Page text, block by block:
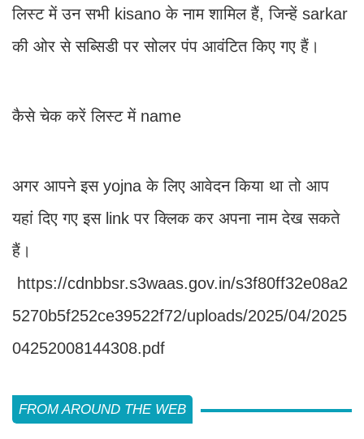
लिस्ट में उन सभी kisano के नाम शामिल हैं, जिन्हें sarkar
की ओर से सब्सिडी पर सोलर पंप आवंटित किए गए हैं।
कैसे चेक करें लिस्ट में name
अगर आपने इस yojna के लिए आवेदन किया था तो आप
यहां दिए गए इस link पर क्लिक कर अपना नाम देख सकते
हैं।
https://cdnbbsr.s3waas.gov.in/s3f80ff32e08a2
5270b5f252ce39522f72/uploads/2025/04/2025
04252008144308.pdf
FROM AROUND THE WEB